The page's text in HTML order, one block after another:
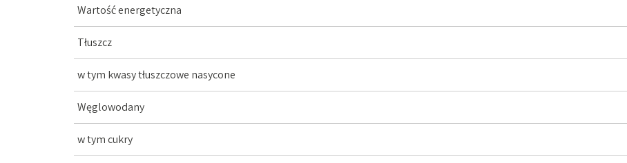
Wartość energetyczna
Tłuszcz
w tym kwasy tłuszczowe nasycone
Węglowodany
w tym cukry